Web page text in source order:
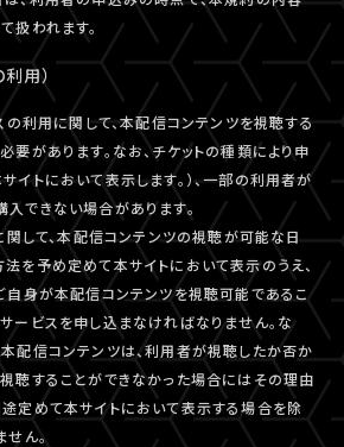
扱われます。
用）
利用に関して、本配信コンテンツを視聴する
要があります。なお、チケットの種類により申
イトにおいて表示します。）、一部の利用者が
できない場合があります。
して、本配信コンテンツの視聴が可能な日
を予め定めて本サイトにおいて表示のうえ、
自身が本配信コンテンツを視聴可能であるこ
ービスを申し込まなければなりません。な
配信コンテンツは、利用者が視聴したか否か
聴することができなかった場合にはその理由
定めて本サイトにおいて表示する場合を除
せん。